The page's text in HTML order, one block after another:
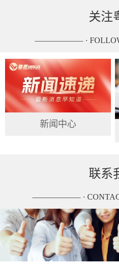
关注
—————— ·
新闻中心
联系
—————— ·